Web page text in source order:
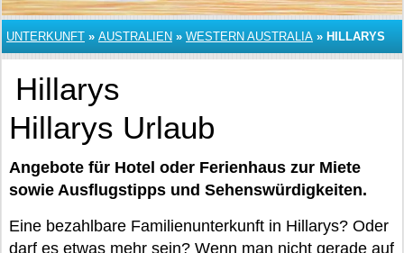
UNTERKUNFT » AUSTRALIEN » WESTERN AUSTRALIA » HILLARYS
Hillarys
Hillarys Urlaub
Angebote für Hotel oder Ferienhaus zur Miete
sowie Ausflugstipps und Sehenswürdigkeiten.
Eine bezahlbare Familienunterkunft in Hillarys? Oder
darf es etwas mehr sein? Wenn man nicht gerade auf